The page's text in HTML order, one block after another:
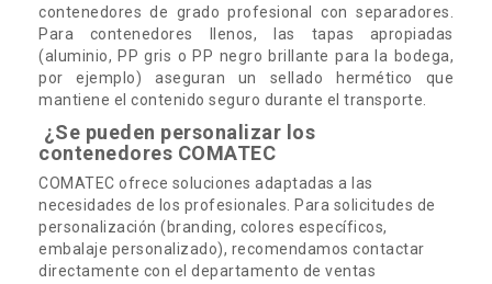
contenedores de grado profesional con separadores.
Para contenedores llenos, las tapas apropiadas
(aluminio, PP gris o PP negro brillante para la bodega,
por ejemplo) aseguran un sellado hermético que
mantiene el contenido seguro durante el transporte.
¿Se pueden personalizar los
contenedores COMATEC
COMATEC ofrece soluciones adaptadas a las
necesidades de los profesionales. Para solicitudes de
personalización (branding, colores específicos,
embalaje personalizado), recomendamos contactar
directamente con el departamento de ventas